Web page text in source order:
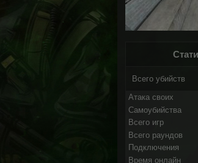
Всего убийств
Атака своих
Самоубийства
Всего игр
Всего раундов
Подключения
Время онлайн